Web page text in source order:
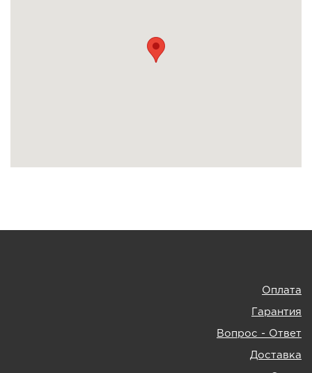
Оплата
Гарантия
Вопрос - Ответ
Доставка